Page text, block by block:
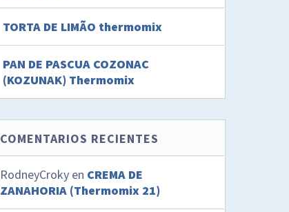
TORTA DE LIMÃO thermomix
PAN DE PASCUA COZONAC
(KOZUNAK) Thermomix
COMENTARIOS RECIENTES
RodneyCroky en CREMA DE
ZANAHORIA (Thermomix 21)